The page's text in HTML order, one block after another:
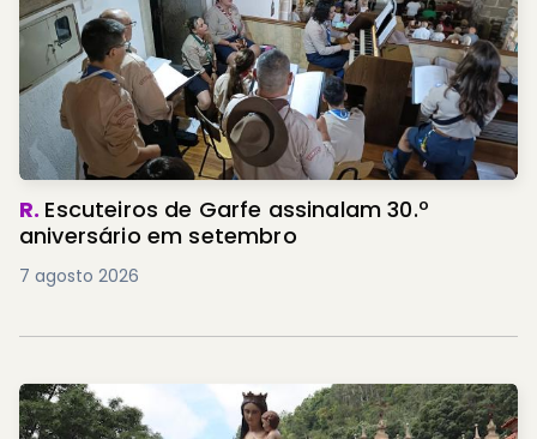
R. Escuteiros de Garfe assinalam 30.º
aniversário em setembro
7 agosto 2026